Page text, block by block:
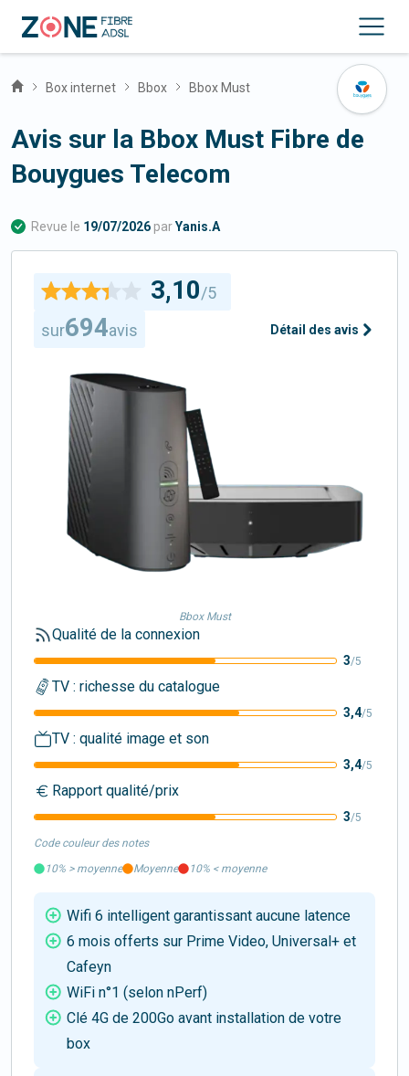
Box internet Bbox Bbox Must
Avis sur la Bbox Must Fibre de
Bouygues Telecom
Revue le 19/07/2026 parYanis.A
3,10/5
sur694avis Détail des avis
Bbox Must
Qualité de la connexion
3/5
TV : richesse du catalogue
3,4/5
TV : qualité image et son
3,4/5
Rapport qualité/prix
3/5
Code couleur des notes
10% >moyenne Moyenne 10% <moyenne
Wifi 6 intelligent garantissant aucune latence
6 mois offerts sur Prime Video, Universal+ et
Cafeyn
WiFi n°1 (selon nPerf)
Clé 4G de 200Go avant installation de votre
box